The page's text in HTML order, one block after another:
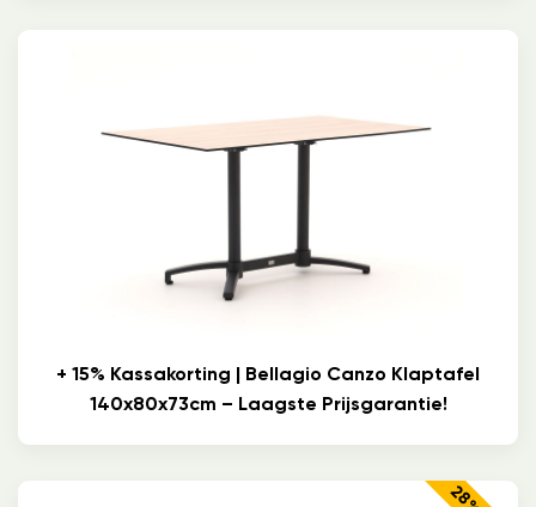
+ 15% Kassakorting | Bellagio Canzo Klaptafel
140x80x73cm – Laagste Prijsgarantie!